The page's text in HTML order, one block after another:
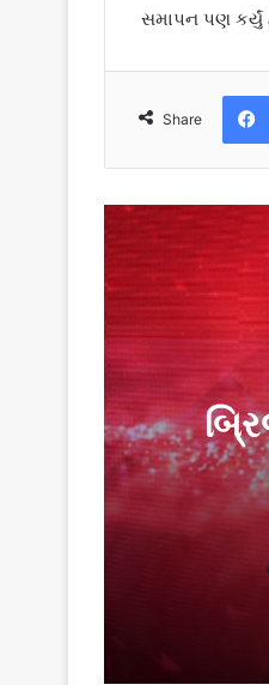
સમાપન પણ કર્યું
Share
બ્રિજ